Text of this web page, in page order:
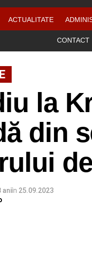
ACTUALITATE
CONTACT
la
din
aniîn 25.09.2023